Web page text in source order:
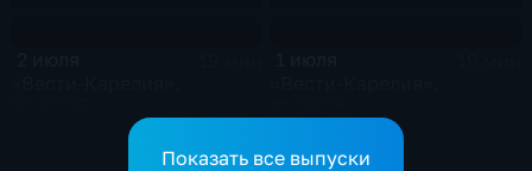
Показать все выпуски